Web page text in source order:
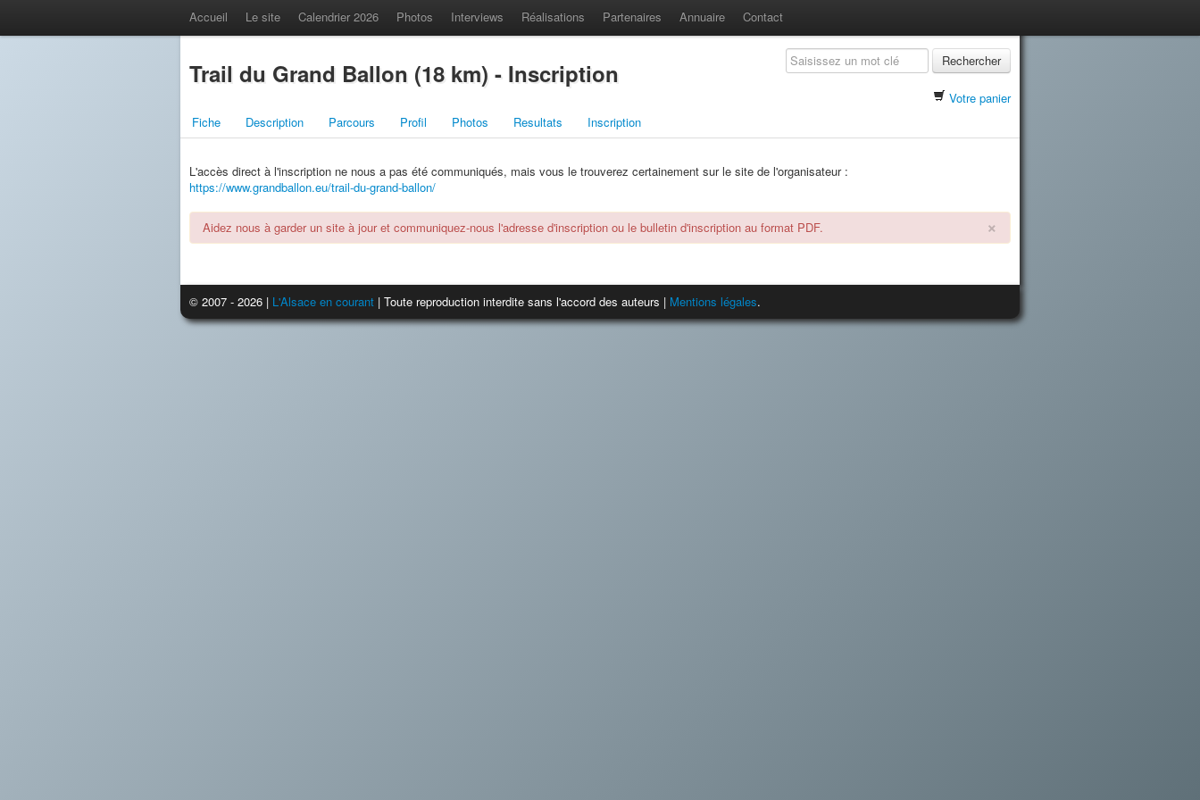
Accueil Le site Calendrier 2026 Photos Interviews Réalisations Partenaires Annuaire Contact
Trail du Grand Ballon (18 km) - Inscription Rechercher
Votre panier
Fiche
Description Parcours Profil Photos Resultats Inscription
L'accès direct à l'inscription ne nous a pas été communiqués, mais vous le trouverez certainement sur le site de l'organisateur :
https://www.grandballon.eu/trail-du-grand-ballon/
×
Aidez nous à garder un site à jour et communiquez-nous l'adresse d'inscription ou le bulletin d'inscription au format PDF.
© 2007 - 2026 | L'Alsace en courant | Toute reproduction interdite sans l'accord des auteurs | Mentions légales.